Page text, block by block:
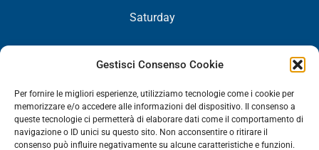
Gestisci Consenso Cookie
Per fornire le migliori esperienze, utilizziamo tecnologie come i cookie per
memorizzare e/o accedere alle informazioni del dispositivo. Il consenso a
queste tecnologie ci permetterà di elaborare dati come il comportamento di
navigazione o ID unici su questo sito. Non acconsentire o ritirare il
consenso può influire negativamente su alcune caratteristiche e funzioni.
Saturday
Closed
NEWSLETTER